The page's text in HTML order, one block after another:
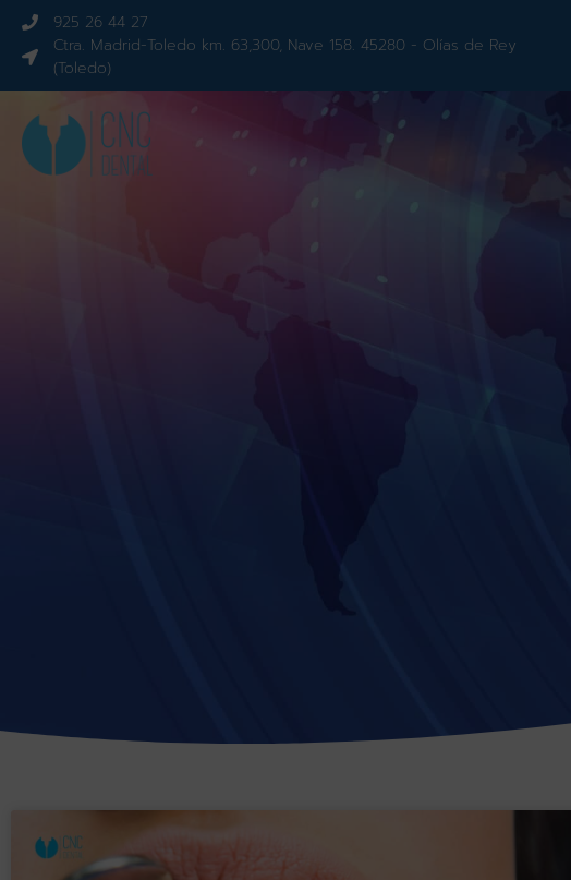
925 26 44 27
Ctra. Madrid-Toledo km. 63,300, Nave 158. 45280 - Olías de Rey
(Toledo)